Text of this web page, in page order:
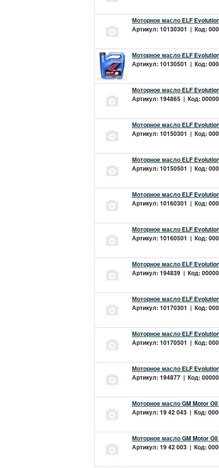
Моторное масло ELF
Артикул: 10130301 | Код:
Моторное масло ELF
Артикул: 10130501 | Код:
Моторное масло ELF
Артикул: 194865 | Код:
Моторное масло ELF
Артикул: 10150301 | Код:
Моторное масло ELF
Артикул: 10150501 | Код:
Моторное масло ELF
Артикул: 10160301 | Код:
Моторное масло ELF
Артикул: 10160501 | Код:
Моторное масло ELF
Артикул: 194839 | Код:
Моторное масло ELF
Артикул: 10170301 | Код:
Моторное масло ELF
Артикул: 10170501 | Код:
Моторное масло ELF
Артикул: 194877 | Код:
Моторное масло GM Motor Oil
Артикул: 19 42 043 | Код:
Моторное масло GM Motor
Артикул: 19 42 003 | Код: